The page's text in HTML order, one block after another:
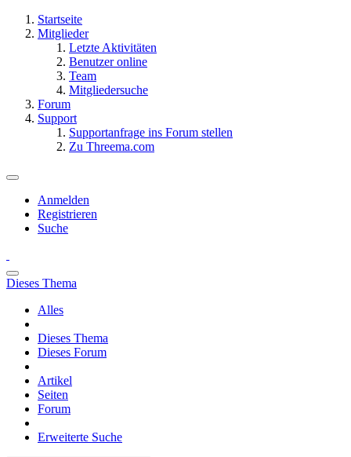
Startseite
Mitglieder
Letzte Aktivitäten
Benutzer online
Team
Mitgliedersuche
Forum
Support
Supportanfrage ins Forum stellen
Zu Threema.com
Anmelden
Registrieren
Suche
Dieses Thema
Alles
Dieses Thema
Dieses Forum
Artikel
Seiten
Forum
Erweiterte Suche